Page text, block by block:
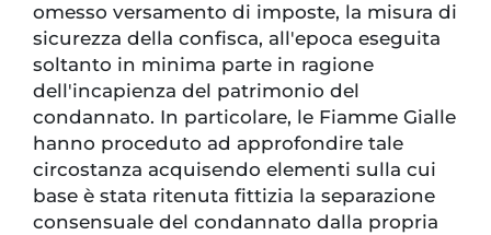
omesso versamento di imposte, la misura di
sicurezza della confisca, all'epoca eseguita
soltanto in minima parte in ragione
dell'incapienza del patrimonio del
condannato. In particolare, le Fiamme Gialle
hanno proceduto ad approfondire tale
circostanza acquisendo elementi sulla cui
base è stata ritenuta fittizia la separazione
consensuale del condannato dalla propria